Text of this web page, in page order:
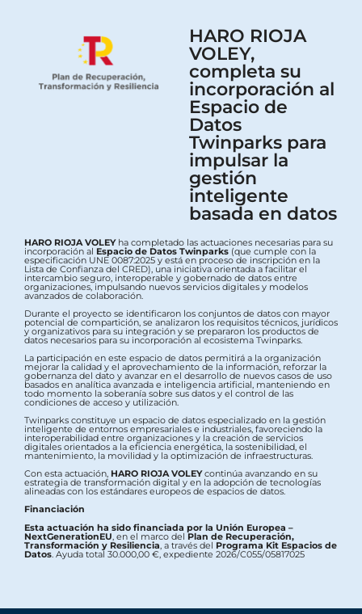
HARO RIOJA
VOLEY,
completa su
incorporación al
Espacio de
Datos
Twinparks para
impulsar la
gestión
inteligente
basada en datos
HARO RIOJA VOLEYha completado las actuaciones necesarias para su
incorporación al Espacio de Datos Twinparks (que cumple con la
especificación UNE 0087:2025 y está en proceso de inscripción en la
Lista de Confianza del CRED), una iniciativa orientada a facilitar el
intercambio seguro, interoperable y gobernado de datos entre
organizaciones, impulsando nuevos servicios digitales y modelos
avanzados de colaboración.
Durante el proyecto se identificaron los conjuntos de datos con mayor
potencial de compartición, se analizaron los requisitos técnicos, jurídicos
y organizativos para su integración y se prepararon los productos de
datos necesarios para su incorporación al ecosistema Twinparks.
La participación en este espacio de datos permitirá a la organización
mejorar la calidad y el aprovechamiento de la información, reforzar la
gobernanza del dato y avanzar en el desarrollo de nuevos casos de uso
basados en analítica avanzada e inteligencia artificial, manteniendo en
todo momento la soberanía sobre sus datos y el control de las
condiciones de acceso y utilización.
Twinparks constituye un espacio de datos especializado en la gestión
inteligente de entornos empresariales e industriales, favoreciendo la
interoperabilidad entre organizaciones y la creación de servicios
digitales orientados a la eficiencia energética, la sostenibilidad, el
mantenimiento, la movilidad y la optimización de infraestructuras.
Con esta actuación, HARO RIOJA VOLEYcontinúa avanzando en su
estrategia de transformación digital y en la adopción de tecnologías
alineadas con los estándares europeos de espacios de datos.
Financiación
Esta actuación ha sido financiada por la Unión Europea –
NextGenerationEU , en el marco delPlan de Recuperación,
Transformación y Resiliencia , a través del Programa Kit Espacios de
Datos . Ayuda total 30.000,00 €, expediente 2026/C055/05817025